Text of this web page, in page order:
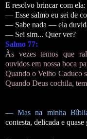
E resolvo brincar com ela:
— Esse salmo eu sei de
— Sabe nada — ela
— Sei sim... Quer ver?
Salmo 77:
Às vezes temos que
ouvidos em nossa boca
Quando o Velho Caduco
Quando Deus cochila,
— Mas na minha
contesta, delicada e quase